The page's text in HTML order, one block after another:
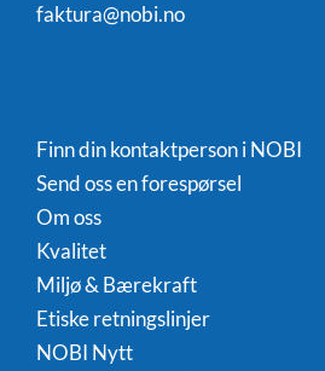
faktura@nobi.no
Finn din kontaktperson i NOBI
Send oss en forespørsel
Om oss
Kvalitet
Miljø & Bærekraft
Etiske retningslinjer
NOBI Nytt